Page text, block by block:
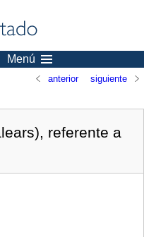
Menú
anterior siguiente
referente a